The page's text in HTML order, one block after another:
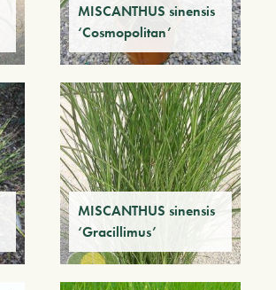
MISCANTHUS sinensis
‘Cosmopolitan’
MISCANTHUS sinensis
‘Gracillimus’